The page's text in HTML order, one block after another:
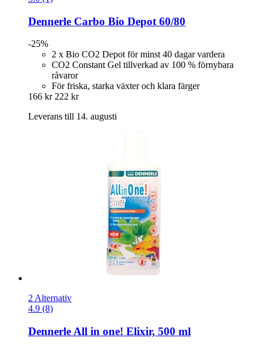
Dennerle Carbo Bio Depot 60/80
-25%
2 x Bio CO2 Depot för minst 40 dagar vardera
CO2 Constant Gel tillverkad av 100 % förnybara
råvaror
För friska, starka växter och klara färger
166 kr 222 kr
Leverans till 14. augusti
2 Alternativ
4.9 (8)
Dennerle All in one! Elixir, 500 ml